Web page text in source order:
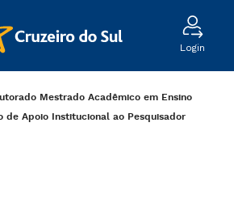
Login
Mestrado Acadêmico em Ensino
de Apoio Institucional ao Pesquisador